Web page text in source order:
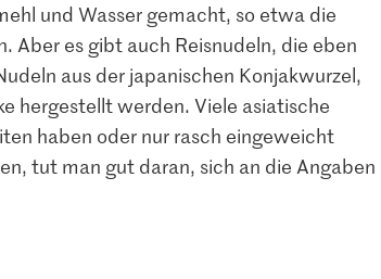
und Wasser gemacht, so etwa die
Aber es gibt auch Reisnudeln, die eben
aus der japanischen Konjakwurzel,
hergestellt werden. Viele asiatische
haben oder nur rasch eingeweicht
tut man gut daran, sich an die Angaben